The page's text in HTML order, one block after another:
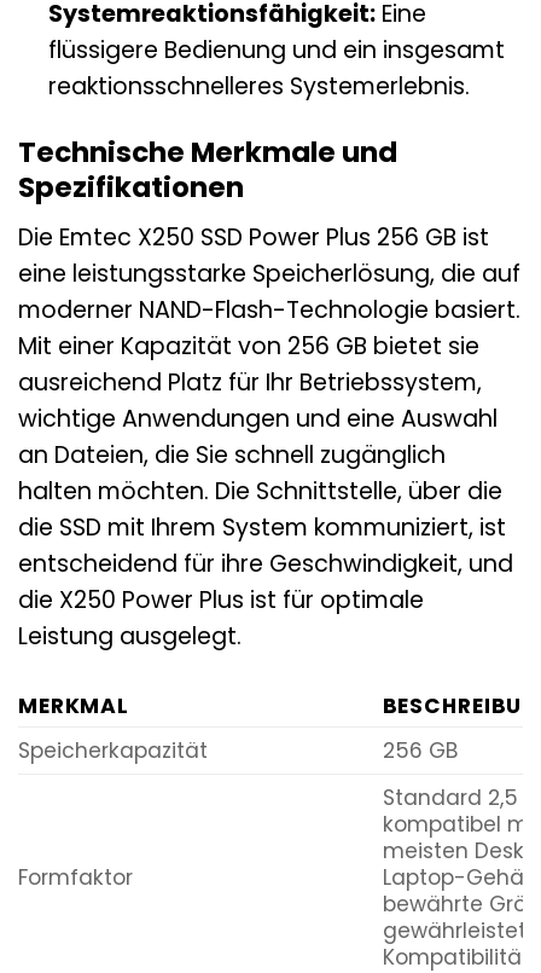
Systemreaktionsfähigkeit:Eine
flüssigere Bedienung und ein insgesamt
reaktionsschnelleres Systemerlebnis.
Technische Merkmale und
Spezifikationen
Die Emtec X250 SSD Power Plus 256 GB ist
eine leistungsstarke Speicherlösung, die auf
moderner NAND-Flash-Technologie basiert.
Mit einer Kapazität von 256 GB bietet sie
ausreichend Platz für Ihr Betriebssystem,
wichtige Anwendungen und eine Auswahl
an Dateien, die Sie schnell zugänglich
halten möchten. Die Schnittstelle, über die
die SSD mit Ihrem System kommuniziert, ist
entscheidend für ihre Geschwindigkeit, und
die X250 Power Plus ist für optimale
Leistung ausgelegt.
MERKMAL
Speicherkapazität
256 GB
Formfaktor
Standard 2,5
kompatibel
meisten
Laptop-
bewährte
gewährleistet
Kompatibilität.